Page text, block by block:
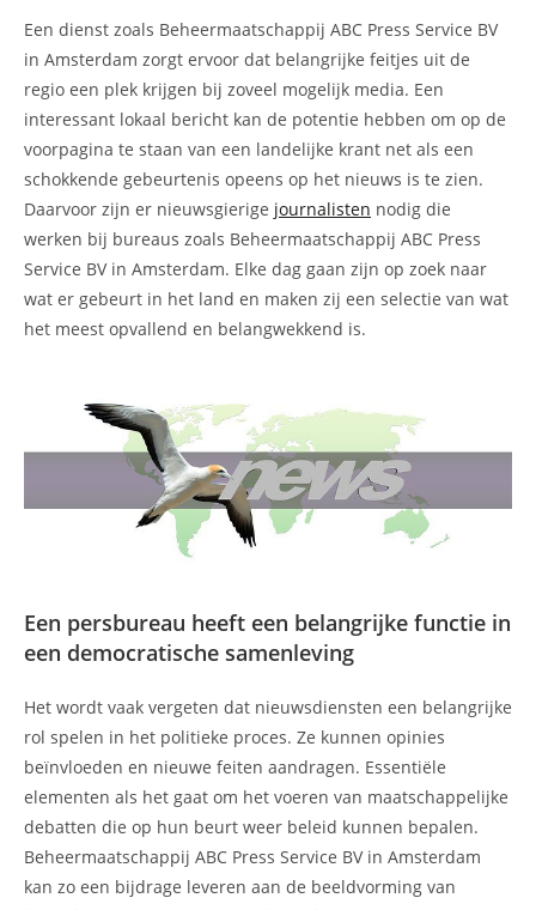
Een dienst zoals Beheermaatschappij ABC Press Service BV
in Amsterdam zorgt ervoor dat belangrijke feitjes uit de
regio een plek krijgen bij zoveel mogelijk media. Een
interessant lokaal bericht kan de potentie hebben om op de
voorpagina te staan van een landelijke krant net als een
schokkende gebeurtenis opeens op het nieuws is te zien.
Daarvoor zijn er nieuwsgierige journalisten nodig die
werken bij bureaus zoals Beheermaatschappij ABC Press
Service BV in Amsterdam. Elke dag gaan zijn op zoek naar
wat er gebeurt in het land en maken zij een selectie van wat
het meest opvallend en belangwekkend is.
Een persbureau heeft een belangrijke functie in
een democratische samenleving
Het wordt vaak vergeten dat nieuwsdiensten een belangrijke
rol spelen in het politieke proces. Ze kunnen opinies
beïnvloeden en nieuwe feiten aandragen. Essentiële
elementen als het gaat om het voeren van maatschappelijke
debatten die op hun beurt weer beleid kunnen bepalen.
Beheermaatschappij ABC Press Service BV in Amsterdam
kan zo een bijdrage leveren aan de beeldvorming van